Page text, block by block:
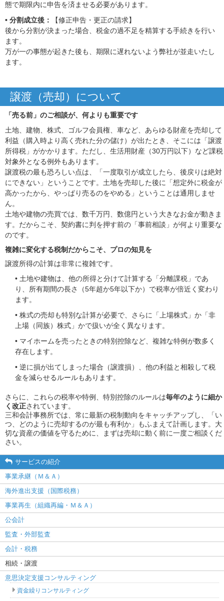
態で期限内に申告を済ませる必要があります。
• 分割成立後：
【修正申告・更正の請求】
後から分割が決まった場合、税金の過不足を精算する手続きを行い
ます。
万が一の事態が起きた後も、期限に遅れないよう弊社が並走いたし
ます。
譲渡（売却）について
「売る前」のご相談が、何よりも重要です
土地、建物、株式、ゴルフ会員権、車など、あらゆる財産を売却して
利益（購入時より高く売れた分の儲け）が出たとき、そこには「譲渡
所得税」がかかります。ただし、生活用財産（30万円以下）など課税
対象外となる例外もあります。
譲渡税の最も恐ろしい点は、「一度取引が成立したら、後戻りは絶対
にできない」ということです。土地を売却した後に「想定外に税金が
高かったから、やっぱり売るのをやめる」ということは通用しませ
ん。
土地や建物の売買では、数千万円、数億円という大きなお金が動きま
す。だからこそ、契約書に判を押す前の「事前相談」が何より重要な
のです。
複雑に変化する税制だからこそ、プロの知見を
譲渡所得の計算は非常に複雑です。
• 土地や建物は、他の所得と分けて計算する「分離課税」であ
り、所有期間の長さ（5年超か5年以下か）で税率が倍近く変わり
ます。
• 株式の売却も特別な計算が必要で、さらに「上場株式」か「非
上場（同族）株式」かで扱いが全く異なります。
• マイホームを売ったときの特別控除など、複雑な特例が数多く
存在します。
• 逆に損が出てしまった場合（譲渡損）、他の利益と相殺して税
金を減らせるルールもあります。
さらに、これらの税率や特例、特別控除のルールは毎年のように細か
く改正されています。
三和会計事務所では、常に最新の税制動向をキャッチアップし、「い
つ、どのように売却するのが最も有利か」もふまえて計画します。大
切な資産の価値を守るために、まずは売却に動く前に一度ご相談くだ
さい。
サービスの紹介
事業承継（Ｍ＆Ａ）
海外進出支援（国際税務）
事業再生（組織再編・Ｍ＆Ａ）
公会計
監査・外部監査
会計・税務
相続・譲渡
意思決定支援コンサルティング
資金繰りコンサルティング